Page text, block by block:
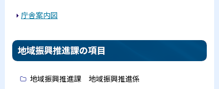
庁舎案内図
ト
ッ
地域振興推進課の項目
地域振興推進課 地域振興推進係